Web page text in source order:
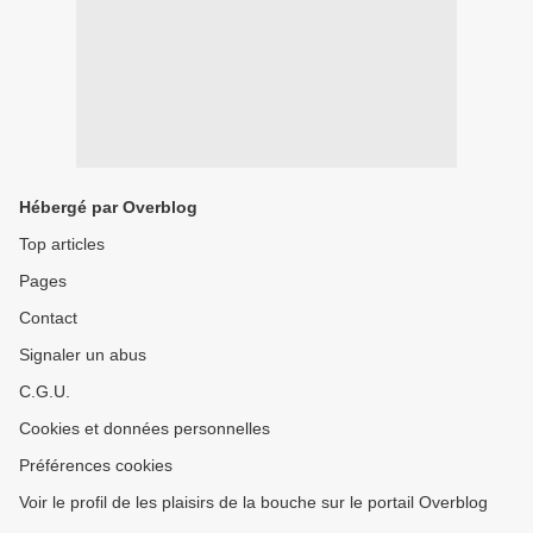
Hébergé par Overblog
Top articles
Pages
Contact
Signaler un abus
C.G.U.
Cookies et données personnelles
Préférences cookies
Voir le profil de les plaisirs de la bouche sur le portail Overblog